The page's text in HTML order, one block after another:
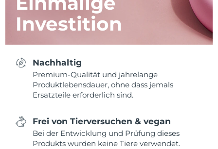
Investition
Nachhaltig
Premium-Qualität und jahrelange
Produktlebensdauer, ohne dass jemals
Ersatzteile erforderlich sind.
Frei von Tierversuchen & vegan
Bei der Entwicklung und Prüfung dieses
Produkts wurden keine Tiere verwendet.